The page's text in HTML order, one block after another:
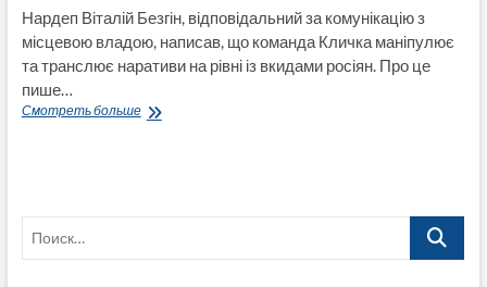
Нардеп Віталій Безгін, відповідальний за комунікацію з
місцевою владою, написав, що команда Кличка маніпулює
та транслює наративи на рівні із вкидами росіян. Про це
пише…
Смотреть большеЗабавки
Поиск…